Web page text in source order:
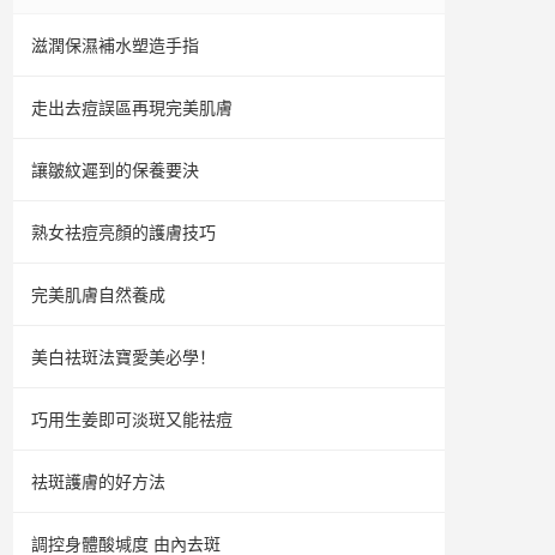
滋潤保濕補水塑造手指
走出去痘誤區再現完美肌膚
讓皺紋遲到的保養要決
熟女祛痘亮顏的護膚技巧
完美肌膚自然養成
美白祛斑法寶愛美必學！
巧用生姜即可淡斑又能祛痘
祛斑護膚的好方法
調控身體酸堿度 由內去斑